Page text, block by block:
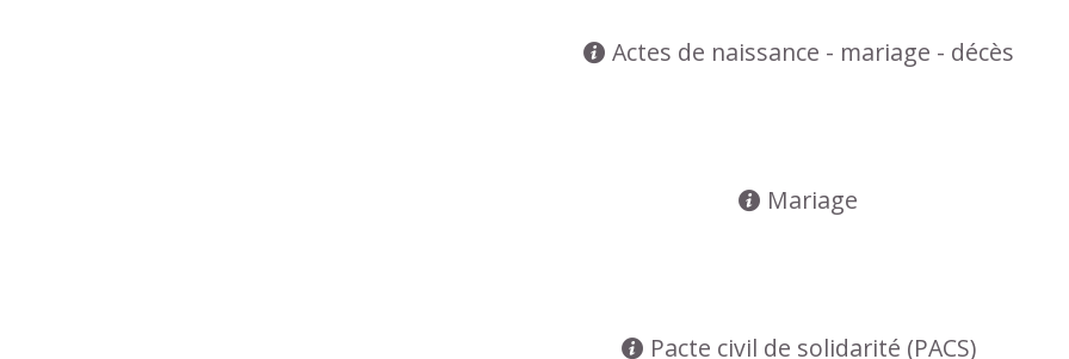
Actes de naissance - mariage - décès
Mariage
Pacte civil de solidarité (PACS)